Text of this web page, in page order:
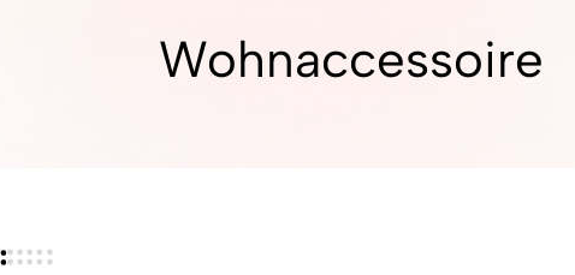
Wohnaccessoire